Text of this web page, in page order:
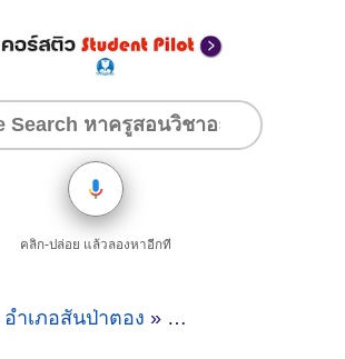
คลิก-ปล่อย แล้วลองหาอีกที
อำเภอสันป่าตอง » คำถาม : ต้องการเ